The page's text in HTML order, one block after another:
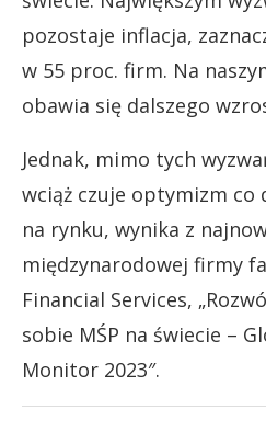
pozostaje inflacja,
w 55 proc. firm. Na
obawia się dalszego
Jednak, mimo tych
wciąż czuje optymizm co
na rynku, wynika z
międzynarodowej firmy
Financial Services,
sobie MŚP na świecie –
Monitor 2023″.